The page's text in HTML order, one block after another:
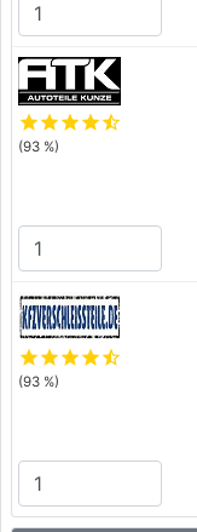
starstarstarstarstar_half
(93 %)
starstarstarstarstar_half
(93 %)